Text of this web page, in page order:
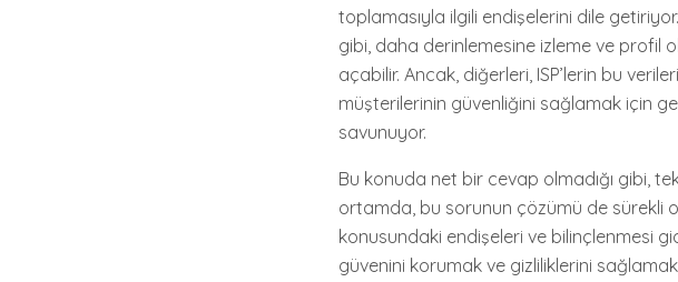
toplamasıyla ilgili endişelerini dile
gibi, daha derinlemesine izleme ve
açabilir. Ancak, diğerleri, ISP’lerin bu
müşterilerinin güvenliğini sağlamak için
savunuyor.
Bu konuda net bir cevap olmadığı gibi,
ortamda, bu sorunun çözümü de sürekli
konusundaki endişeleri ve bilinçlenmesi
güvenini korumak ve gizliliklerini